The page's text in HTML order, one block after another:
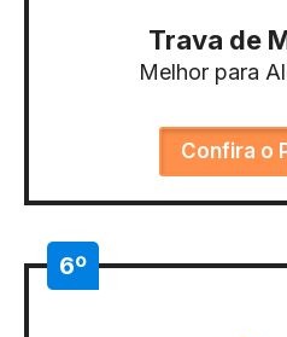
Trava de
Melhor para
Confira o
6º